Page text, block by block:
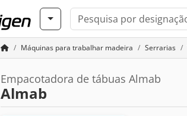
Máquinas para trabalhar madeira Serrarias
Empacotadora de tábuas Almab
Almab